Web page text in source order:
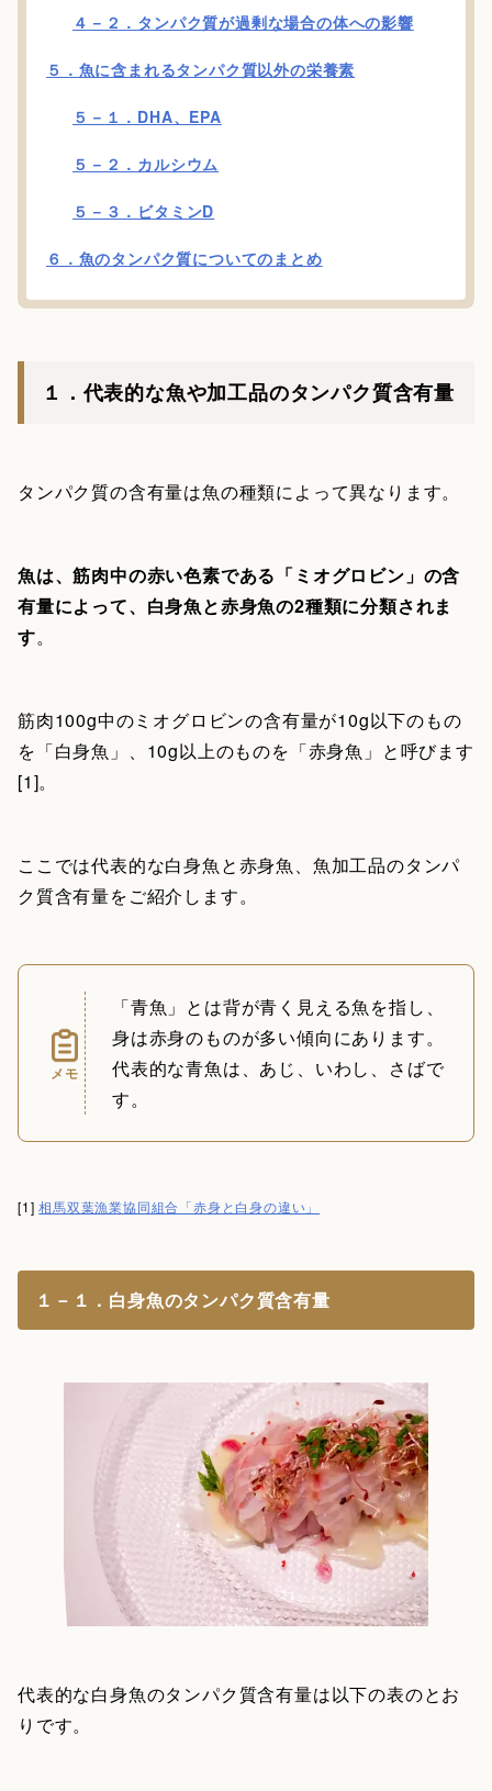
４－２．タンパク質が過剰な場合の体への影響
５．魚に含まれるタンパク質以外の栄養素
５－１．DHA、EPA
５－２．カルシウム
５－３．ビタミンD
６．魚のタンパク質についてのまとめ
１．代表的な魚や加工品のタンパク質含有量
タンパク質の含有量は魚の種類によって異なります。
魚は、筋肉中の赤い色素である「ミオグロビン」の含
有量によって、白身魚と赤身魚の2種類に分類されま
す。
筋肉100g中のミオグロビンの含有量が10g以下のもの
を「白身魚」、10g以上のものを「赤身魚」と呼びます
[1]。
ここでは代表的な白身魚と赤身魚、魚加工品のタンパ
ク質含有量をご紹介します。
メモ
「青魚」とは背が青く見える魚を指し、
身は赤身のものが多い傾向にあります。
代表的な青魚は、あじ、いわし、さばで
す。
[1]相馬双葉漁業協同組合「赤身と白身の違い」
１－１．白身魚のタンパク質含有量
代表的な白身魚のタンパク質含有量は以下の表のとお
りです。